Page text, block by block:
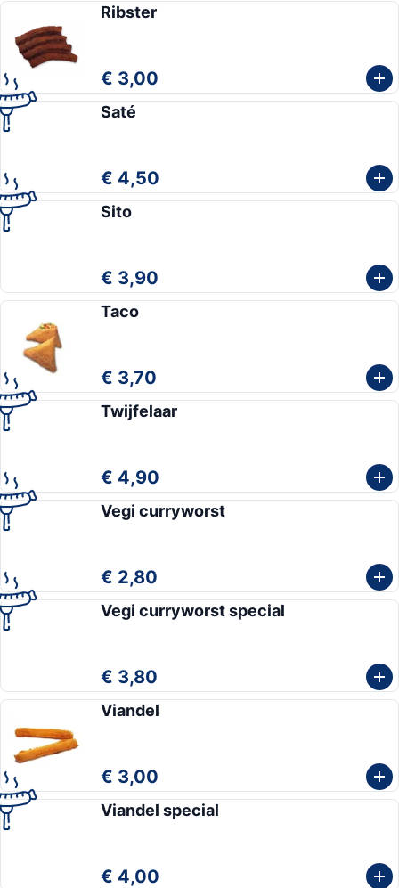
Ribster
€ 3,00
Saté
€ 4,50
Sito
€ 3,90
Taco
€ 3,70
Twijfelaar
€ 4,90
Vegi curryworst
€ 2,80
Vegi curryworst special
€ 3,80
Viandel
€ 3,00
Viandel special
€ 4,00